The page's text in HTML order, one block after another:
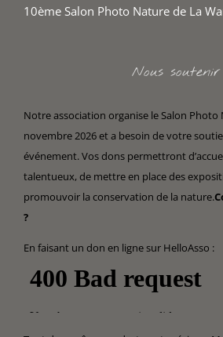
10ème Salon Photo Nature de La
Nous soutenir
Notre association organise le Salon Photo
novembre 2026 et a besoin de votre
événement. Vos dons permettront
talentueux, de mettre en place des
promouvoir la conservation de la nature.
?
En faisant un don en ligne sur HelloAsso :